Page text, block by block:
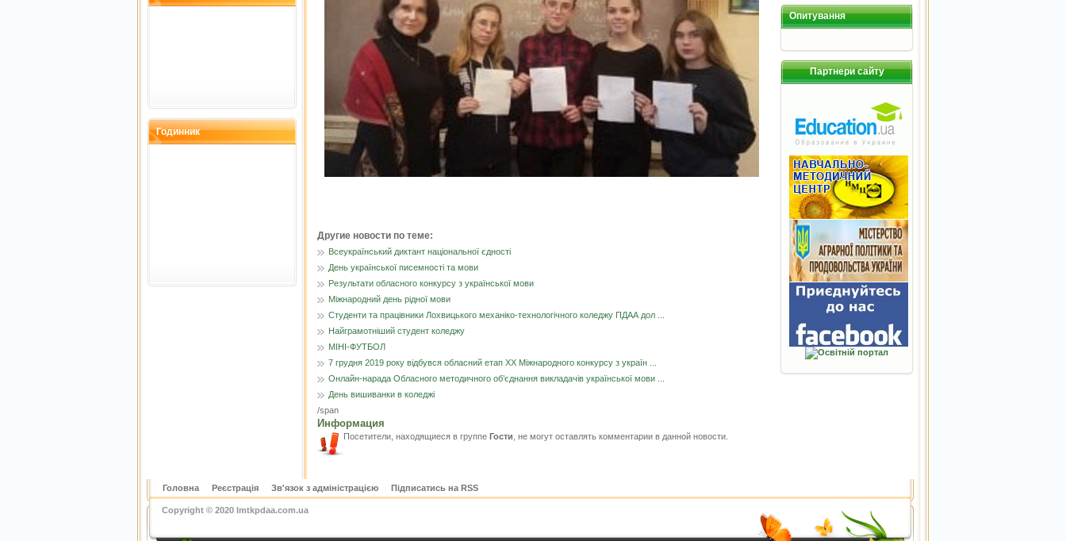
Годинник
Другие новости по теме:
Всеукраїнський диктант національної єдності
День української писемності та мови
Результати обласного конкурсу з української мови
Міжнародний день рідної мови
Студенти та працівники Лохвицького механіко-технологічного коледжу ПДАА дол ...
Найграмотніший студент коледжу
МІНІ-ФУТБОЛ
7 грудня 2019 року відбувся обласний етап XX Міжнародного конкурсу з україн ...
Онлайн-нарада Обласного методичного об’єднання викладачів української мови ...
День вишиванки в коледжі
/span
Информация
Посетители, находящиеся в группе Гости , не могут оставлять комментарии в данной новости.
Опитування
Партнери сайту
Головна Реєстрація Зв'язок з адміністрацією Підписатись на RSS
Copyright © 2020 lmtkpdaa.com.ua